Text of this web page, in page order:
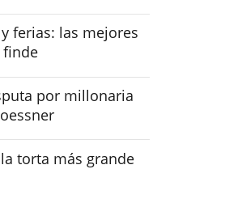
ferias: las mejores
finde
por millonaria
torta más grande